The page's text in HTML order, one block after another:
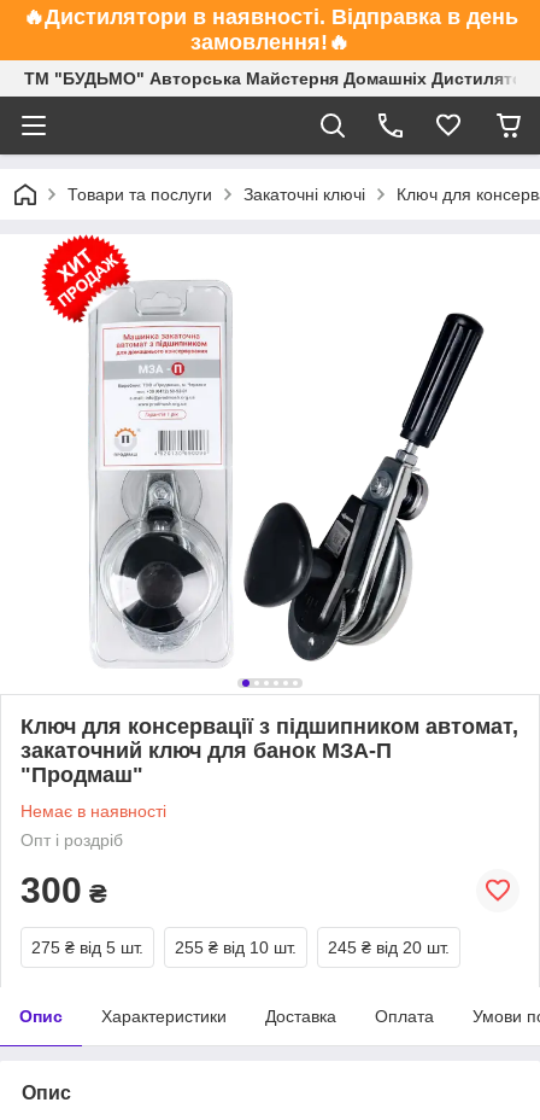
🔥Дистилятори в наявності. Відправка в день
замовлення!🔥
ТМ "БУДЬМО" Авторська Майстерня Домашніх
Товари та послуги Закаточні ключі Ключ для
Ключ для консервації з підшипником автомат,
закаточний ключ для банок МЗА-П
"Продмаш"
Немає в наявності
Опт і роздріб
300 ₴
275 ₴ від 5 шт. 255 ₴ від 10 шт. 245 ₴ від 20 шт.
Опис Характеристики Доставка Оплата Умови
Опис